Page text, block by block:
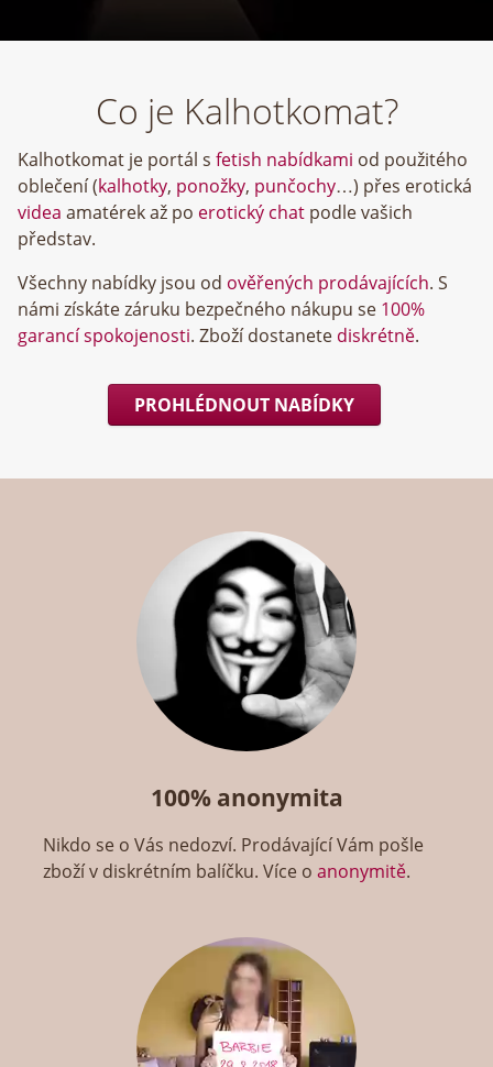
Co je Kalhotkomat?
Kalhotkomat je portál s fetish nabídkami od použitého
oblečení (kalhotky, ponožky, punčochy…) přes erotická
videa amatérek až po erotický chat podle vašich
představ.
Všechny nabídky jsou od ověřených prodávajících. S
námi získáte záruku bezpečného nákupu se 100%
garancí spokojenosti. Zboží dostanete diskrétně.
PROHLÉDNOUT NABÍDKY
100% anonymita
Nikdo se o Vás nedozví. Prodávající Vám pošle
zboží v diskrétním balíčku. Více oanonymitě.